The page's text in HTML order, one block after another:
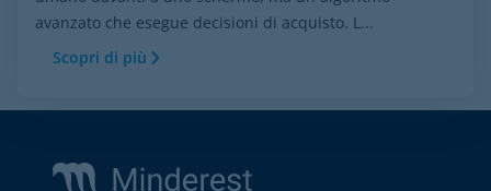
avanzato che esegue decisioni di acquisto. L...
Scopri di più